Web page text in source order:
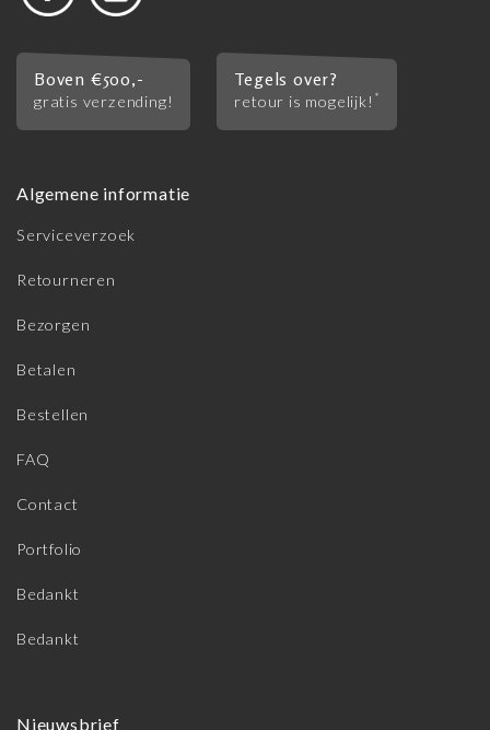
Boven €500,-
gratis verzending!
Tegels over?
retour is mogelijk! *
Algemene informatie
Serviceverzoek
Retourneren
Bezorgen
Betalen
Bestellen
FAQ
Contact
Portfolio
Bedankt
Bedankt
Nieuwsbrief